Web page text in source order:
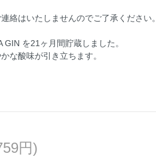
絡はいたしませんのでご了承ください。
を21ヶ月間貯蔵しました。
な酸味が引き立ちます。
円)